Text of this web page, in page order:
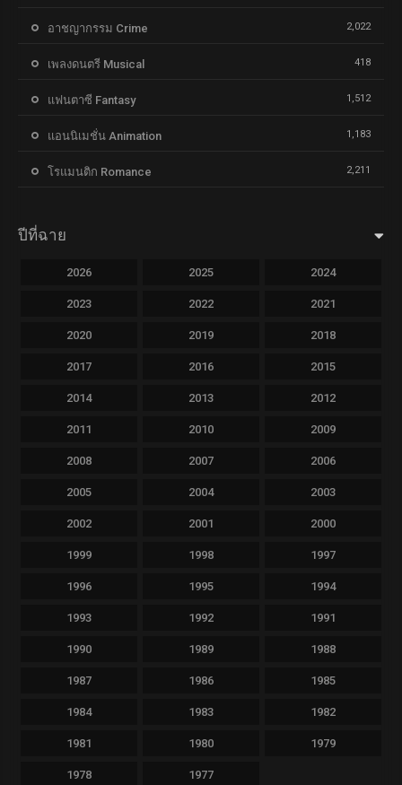
อาชญากรรม Crime 2,022
เพลงดนตรี Musical 418
แฟนตาซี Fantasy 1,512
แอนนิเมชั่น Animation 1,183
โรแมนติก Romance 2,211
ปีที่ฉาย
2026 2025 2024
2023 2022 2021
2020 2019 2018
2017 2016 2015
2014 2013 2012
2011 2010 2009
2008 2007 2006
2005 2004 2003
2002 2001 2000
1999 1998 1997
1996 1995 1994
1993 1992 1991
1990 1989 1988
1987 1986 1985
1984 1983 1982
1981 1980 1979
1978 1977